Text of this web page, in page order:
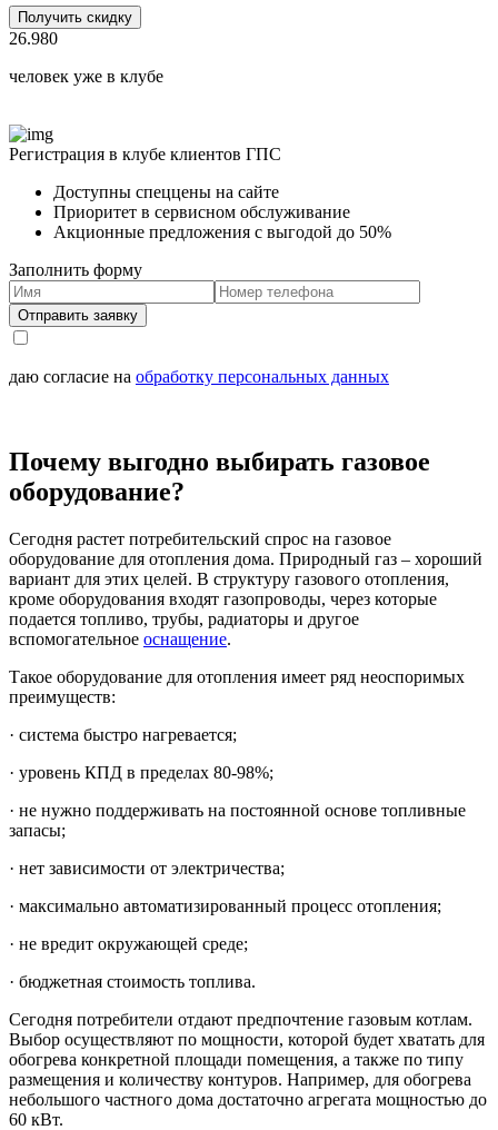
Получить скидку
26.980
человек уже в клубе
Регистрация в клубе клиентов ГПС
Доступны спеццены на сайте
Приоритет в сервисном обслуживание
Акционные предложения с выгодой до 50%
Заполнить форму
Отправить заявку
даю согласие на обработку персональных данных
Почему выгодно выбирать газовое
оборудование?
Сегодня растет потребительский спрос на газовое
оборудование для отопления дома. Природный газ – хороший
вариант для этих целей. В структуру газового отопления,
кроме оборудования входят газопроводы, через которые
подается топливо, трубы, радиаторы и другое
вспомогательное оснащение.
Такое оборудование для отопления имеет ряд неоспоримых
преимуществ:
· система быстро нагревается;
· уровень КПД в пределах 80-98%;
· не нужно поддерживать на постоянной основе топливные
запасы;
· нет зависимости от электричества;
· максимально автоматизированный процесс отопления;
· не вредит окружающей среде;
· бюджетная стоимость топлива.
Сегодня потребители отдают предпочтение газовым котлам.
Выбор осуществляют по мощности, которой будет хватать для
обогрева конкретной площади помещения, а также по типу
размещения и количеству контуров. Например, для обогрева
небольшого частного дома достаточно агрегата мощностью до
60 кВт.